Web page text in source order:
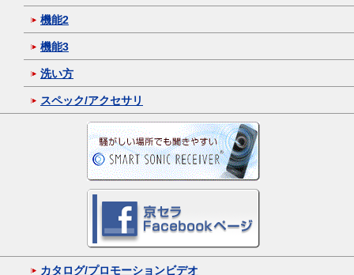
機能2
機能3
洗い方
スペック/アクセサリ
カタログ/プロモーションビデオ